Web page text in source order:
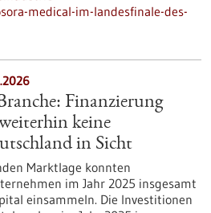
medical-im-landesfinale-des-
Finanzierung
keine
in Sicht
Marktlage konnten
im Jahr 2025 insgesamt
einsammeln. Die Investitionen